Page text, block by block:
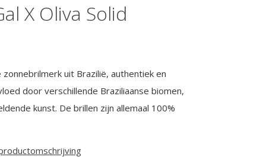
X Oliva Solid
zonnebrilmerk uit Brazilië, authentiek en
door verschillende Braziliaanse biomen,
kunst. De brillen zijn allemaal 100%